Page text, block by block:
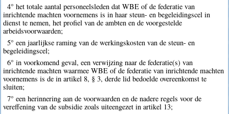
4° het totale aantal personeelsleden dat WBE of de federatie van
inrichtende machten voornemens is in haar steun- en begeleidingscel in
dienst te nemen, het profiel van de ambten en de voorgestelde
arbeidsvoorwaarden;
5° een jaarlijkse raming van de werkingskosten van de steun- en
begeleidingscel;
6° in voorkomend geval, een verwijzing naar de federatie(s) van
inrichtende machten waarmee WBE of de federatie van inrichtende machten
voornemens is de in artikel 8, § 3, derde lid bedoelde overeenkomst te
sluiten;
7° een herinnering aan de voorwaarden en de nadere regels voor de
vereffening van de subsidie zoals uiteengezet in artikel 13;